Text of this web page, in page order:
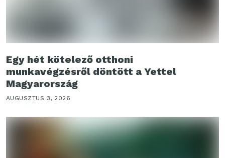
Egy hét kötelező otthoni
munkavégzésről döntött a Yettel
Magyarország
AUGUSZTUS 3, 2026